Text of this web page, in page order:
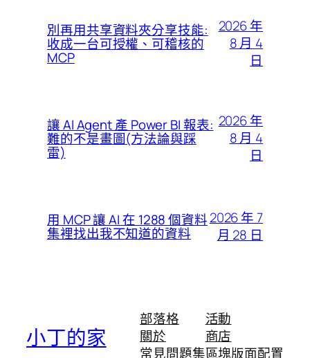
別再用共享資料夾分享技能:
收成一台可授權、可稽核的
MCP
2026 年
8 月 4
日
讓 AI Agent 產 Power BI 報表:
難的不是畫圖(方法論與踩
雷)
2026 年
8 月 4
日
用 MCP 讓 AI 在 1288 個資料
集裡找出我不知道的資料
2026 年 7
月 28 日
小丁的家
部落格
關於
常見問題集
活動
商店
區塊版面配置